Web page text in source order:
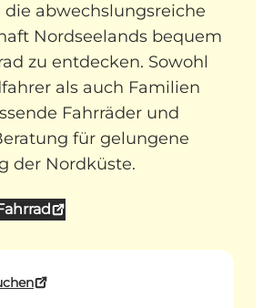
abwechslungsreiche
Nordseelands bequem
zu entdecken. Sowohl
als auch Familien
Fahrräder und
für gelungene
der Nordküste.